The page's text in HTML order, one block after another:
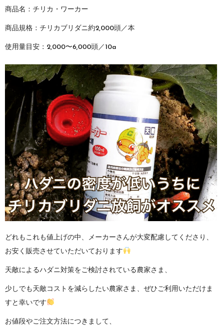
商品名：チリカ・ワーカー
商品規格：チリカブリダニ約2,000頭／本
使用量目安：2,000〜6,000頭／10a
どれもこれも値上げの中、メーカーさんが大変配慮してくださり、
お安く販売させていただいております
天敵によるハダニ対策をご検討されている農家さま、
少しでも天敵コストを減らしたい農家さま、ぜひご利用いただけま
すと幸いです
お値段やご注文方法につきまして、